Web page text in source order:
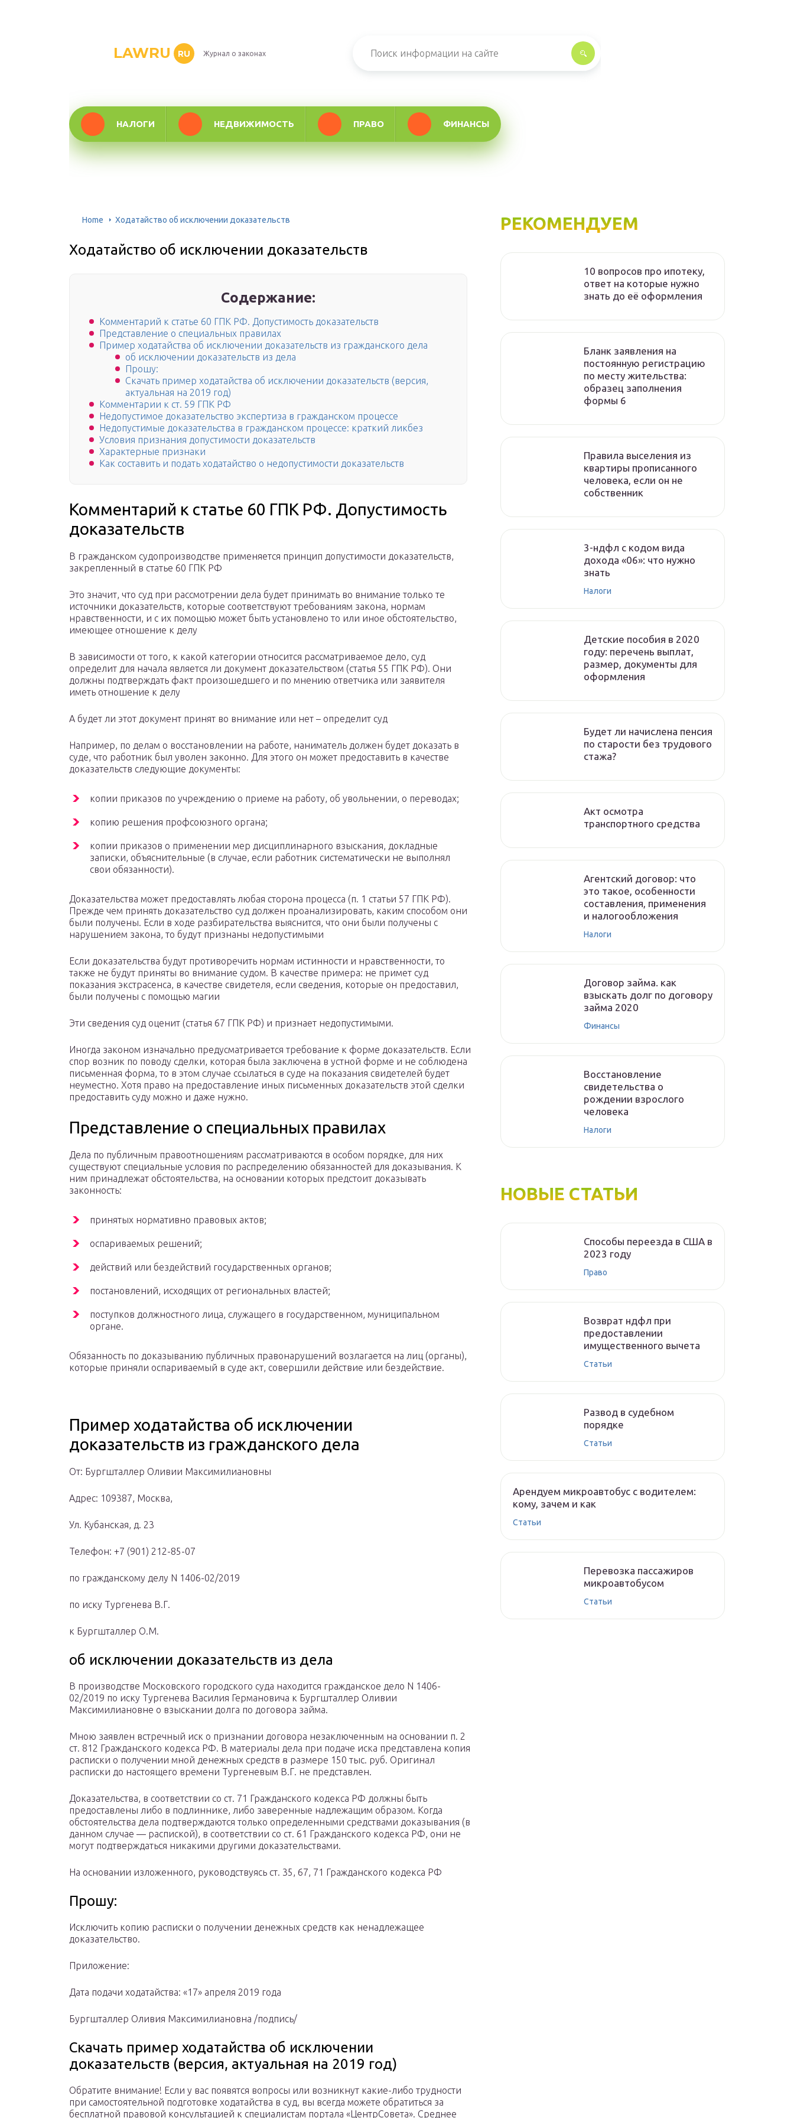
LAWRU RU Журнал о законах
НАЛОГИ НЕДВИЖИМОСТЬ ПРАВО ФИНАНСЫ
Home Ходатайство об исключении доказательств
Ходатайство об исключении доказательств
Содержание:
Комментарий к статье 60 ГПК РФ. Допустимость доказательств
Представление о специальных правилах
Пример ходатайства об исключении доказательств из гражданского дела
об исключении доказательств из дела
Прошу:
Скачать пример ходатайства об исключении доказательств (версия,
актуальная на 2019 год)
Комментарии к ст. 59 ГПК РФ
Недопустимое доказательство экспертиза в гражданском процессе
Недопустимые доказательства в гражданском процессе: краткий ликбез
Условия признания допустимости доказательств
Характерные признаки
Как составить и подать ходатайство о недопустимости доказательств
Комментарий к статье 60 ГПК РФ. Допустимость
доказательств
В гражданском судопроизводстве применяется принцип допустимости доказательств,
закрепленный в статье 60 ГПК РФ
Это значит, что суд при рассмотрении дела будет принимать во внимание только те
источники доказательств, которые соответствуют требованиям закона, нормам
нравственности, и с их помощью может быть установлено то или иное обстоятельство,
имеющее отношение к делу
В зависимости от того, к какой категории относится рассматриваемое дело, суд
определит для начала является ли документ доказательством (статья 55 ГПК РФ). Они
должны подтверждать факт произошедшего и по мнению ответчика или заявителя
иметь отношение к делу
А будет ли этот документ принят во внимание или нет – определит суд
Например, по делам о восстановлении на работе, наниматель должен будет доказать в
суде, что работник был уволен законно. Для этого он может предоставить в качестве
доказательств следующие документы:
копии приказов по учреждению о приеме на работу, об увольнении, о переводах;
копию решения профсоюзного органа;
копии приказов о применении мер дисциплинарного взыскания, докладные
записки, объяснительные (в случае, если работник систематически не выполнял
свои обязанности).
Доказательства может предоставлять любая сторона процесса (п. 1 статьи 57 ГПК РФ).
Прежде чем принять доказательство суд должен проанализировать, каким способом они
были получены. Если в ходе разбирательства выяснится, что они были получены с
нарушением закона, то будут признаны недопустимыми
Если доказательства будут противоречить нормам истинности и нравственности, то
также не будут приняты во внимание судом. В качестве примера: не примет суд
показания экстрасенса, в качестве свидетеля, если сведения, которые он предоставил,
были получены с помощью магии
Эти сведения суд оценит (статья 67 ГПК РФ) и признает недопустимыми.
Иногда законом изначально предусматривается требование к форме доказательств. Если
спор возник по поводу сделки, которая была заключена в устной форме и не соблюдена
письменная форма, то в этом случае ссылаться в суде на показания свидетелей будет
неуместно. Хотя право на предоставление иных письменных доказательств этой сделки
предоставить суду можно и даже нужно.
Представление о специальных правилах
Дела по публичным правоотношениям рассматриваются в особом порядке, для них
существуют специальные условия по распределению обязанностей для доказывания. К
ним принадлежат обстоятельства, на основании которых предстоит доказывать
законность:
принятых нормативно правовых актов;
оспариваемых решений;
действий или бездействий государственных органов;
постановлений, исходящих от региональных властей;
поступков должностного лица, служащего в государственном, муниципальном
органе.
Обязанность по доказыванию публичных правонарушений возлагается на лиц (органы),
которые приняли оспариваемый в суде акт, совершили действие или бездействие.
Пример ходатайства об исключении
доказательств из гражданского дела
От: Бургшталлер Оливии Максимилиановны
Адрес: 109387, Москва,
Ул. Кубанская, д. 23
Телефон: +7 (901) 212-85-07
по гражданскому делу N 1406-02/2019
по иску Тургенева В.Г.
к Бургшталлер О.М.
об исключении доказательств из дела
В производстве Московского городского суда находится гражданское дело N 1406-
02/2019 по иску Тургенева Василия Германовича к Бургшталлер Оливии
Максимилиановне о взыскании долга по договора займа.
Мною заявлен встречный иск о признании договора незаключенным на основании п. 2
ст. 812 Гражданского кодекса РФ. В материалы дела при подаче иска представлена копия
расписки о получении мной денежных средств в размере 150 тыс. руб. Оригинал
расписки до настоящего времени Тургеневым В.Г. не представлен.
Доказательства, в соответствии со ст. 71 Гражданского кодекса РФ должны быть
предоставлены либо в подлиннике, либо заверенные надлежащим образом. Когда
обстоятельства дела подтверждаются только определенными средствами доказывания (в
данном случае — распиской), в соответствии со ст. 61 Гражданского кодекса РФ, они не
могут подтверждаться никакими другими доказательствами.
На основании изложенного, руководствуясь ст. 35, 67, 71 Гражданского кодекса РФ
Прошу:
Исключить копию расписки о получении денежных средств как ненадлежащее
доказательство.
Приложение:
Дата подачи ходатайства: «17» апреля 2019 года
Бургшталлер Оливия Максимилиановна /подпись/
Скачать пример ходатайства об исключении
доказательств (версия, актуальная на 2019 год)
Обратите внимание! Если у вас появятся вопросы или возникнут какие-либо трудности
при самостоятельной подготовке ходатайства в суд, вы всегда можете обратиться за
бесплатной правовой консультацией к специалистам портала «ЦентрСовета». Среднее
РЕКОМЕНДУЕМ
10 вопросов про ипотеку,
ответ на которые нужно
знать до её оформления
Бланк заявления на
постоянную регистрацию
по месту жительства:
образец заполнения
формы 6
Правила выселения из
квартиры прописанного
человека, если он не
собственник
3-ндфл с кодом вида
дохода «06»: что нужно
знать
Налоги
Детские пособия в 2020
году: перечень выплат,
размер, документы для
оформления
Будет ли начислена пенсия
по старости без трудового
стажа?
Акт осмотра
транспортного средства
Агентский договор: что
это такое, особенности
составления, применения
и налогообложения
Налоги
Договор займа. как
взыскать долг по договору
займа 2020
Финансы
Восстановление
свидетельства о
рождении взрослого
человека
Налоги
НОВЫЕ СТАТЬИ
Способы переезда в США в
2023 году
Право
Возврат ндфл при
предоставлении
имущественного вычета
Статьи
Развод в судебном
порядке
Статьи
Арендуем микроавтобус с водителем:
кому, зачем и как
Статьи
Перевозка пассажиров
микроавтобусом
Статьи